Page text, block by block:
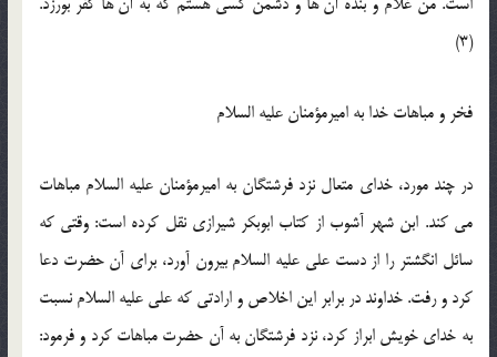
(3)
فخر و مباهات خدا به امیرمؤمنان علیه السلام
در چند مورد، خدای متعال نزد فرشتگان به امیرمؤمنان علیه السلام مباهات
می کند. ابن شهر آشوب از کتاب ابوبکر شیرازی نقل کرده است: وقتی که
سائل انگشتر را از دست علی علیه السلام بیرون آورد، برای آن حضرت دعا
کرد و رفت. خداوند در برابر این اخلاص و ارادتی که علی علیه السلام نسبت
به خدای خویش ابراز کرد، نزد فرشتگان به آن حضرت مباهات کرد و فرمود: